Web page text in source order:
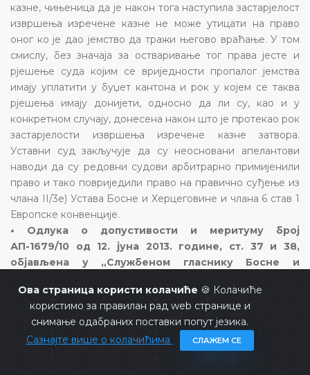
Ова страница користи колачиће 🍪 Колачиће
користимо за правилан рад web странице и
снимање одабраних поставки попут језика.
Сазнајте више о колачићима
СЛАЖЕМ СЕ
казне, чињеница да је након тога наступила застарјелост
извршења изречене казне не може утицати на право
оног ко је дао јемство да тражи његово враћање. У том
смислу, без значаја за остваривање тог права јесте и
рјешење суда којим се вриједности пропалог јемства
имају уплатити у буџет кантона и рок у којем се таква
рјешења имају донијети, односно да ли су, као и у
конкретном случају, донесена након што је протекао рок
застарјелости извршења изречене казне затвора.
Уставни суд закључује да су неосновани апелантови
наводи да су редовни судови арбитрарно примијенили
право и тако повриједили право на правично суђење из
члана II/3е) Устава Босне и Херцеговине и члана 6 став 1
Европске конвенције.
• Одлука о допустивости и меритуму број
АП-1679/10 од 12. јуна 2013. године, ст. 37 и 38,
објављена у „Службеном гласнику Босне и
је одређено да апеланту не припада право на поврат
износа јемчевине због очигледног апелантовог
избјегавања да приступи суду, нема повреда члана 6
Европске конвенције ни члана II/3е) Устава БиХ